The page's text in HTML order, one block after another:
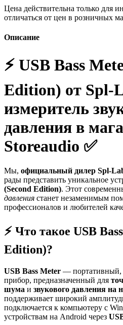
Цена действительна только для
отличаться от цен в розничных
Описание
⚡️ USB Bass
Edition) от
измеритель
давления в
Storeaudio ✅
Мы, официальный дилер Spl-
рады представить уникальное
(Second Edition). Этот
давления станет незаменимым
профессионалов и любителей
⚡️ Что такое USB
Edition)?
USB Bass Meter — портативный,
прибор, предназначенный для
шума и звукового давления на
поддерживает широкий
подключается к компьютеру с
устройствам на Android через